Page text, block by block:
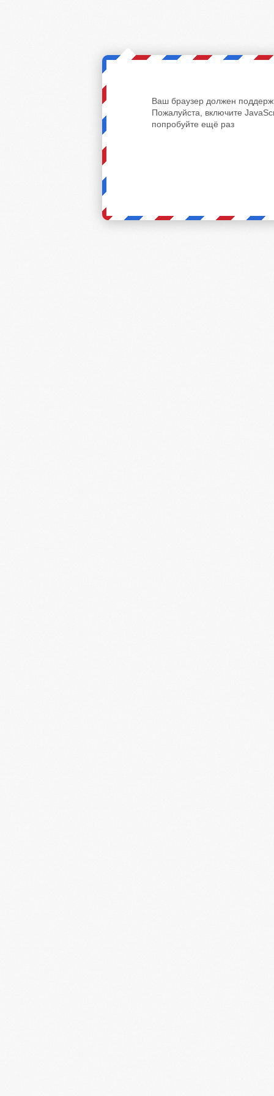
Ваш браузер должен
Пожалуйста, включите
попробуйте ещё раз